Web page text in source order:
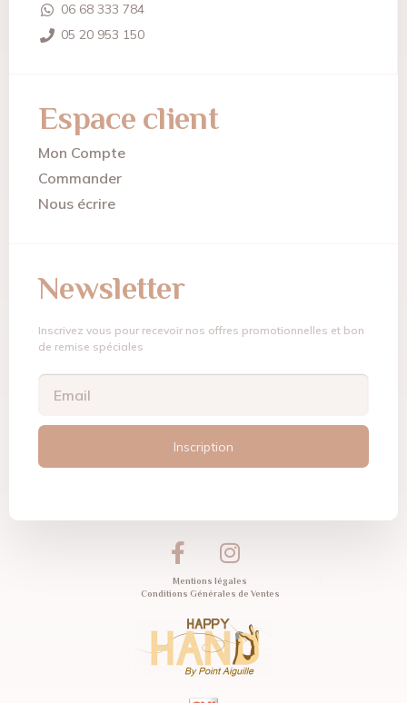
06 68 333 784
05 20 953 150
Espace client
Mon Compte
Commander
Nous écrire
Newsletter
Inscrivez vous pour recevoir nos offres promotionnelles et bon
de remise spéciales
Inscription
Mentions légales
Conditions Générales de Ventes